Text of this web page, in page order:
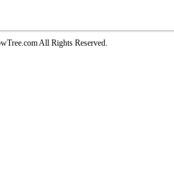
All Rights Reserved.